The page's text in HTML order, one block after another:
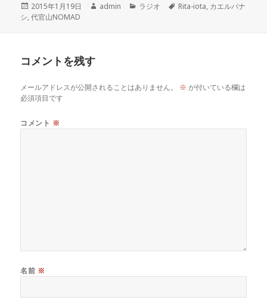
投
稿
2015年1月19日
作
admin
カ
ラジオ
タ
Rita-iota, カエルバナ
シ,代官山NOMAD
コメントを残す
メールアドレスが公開されることはありません。 ※ が付いている欄は
必須項目です
コメント ※
名前 ※